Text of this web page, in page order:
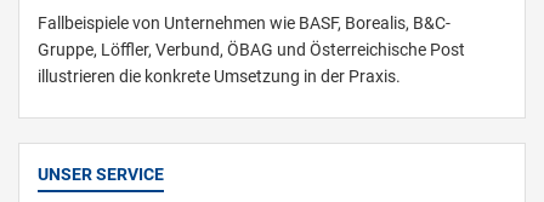
Fallbeispiele von Unternehmen wie BASF, Borealis, B&C-
Gruppe, Löffler, Verbund, ÖBAG und Österreichische Post
illustrieren die konkrete Umsetzung in der Praxis.
UNSER SERVICE